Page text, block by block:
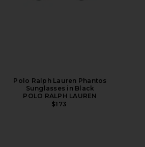
Polo Ralph Lauren Phantos
Sunglasses in Black
POLO RALPH LAUREN
$173